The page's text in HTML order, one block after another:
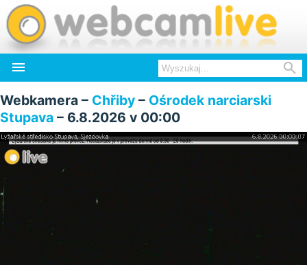
 
Webkamera – Chřiby – Ośrodek narciarski
Stupava – 6.8.2026 v 00:00